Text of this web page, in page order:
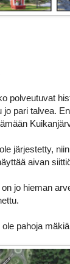
polveutuvat
pari talvea.
järjestetty,
aivan
jo hieman
pahoja